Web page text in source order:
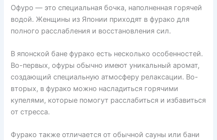
Офуро — это специальная бочка, наполненная горячей
водой. Женщины из Японии приходят в фурако для
полного расслабления и восстановления сил.
В японской бане фурако есть несколько особенностей.
Во-первых, офуры обычно имеют уникальный аромат,
создающий специальную атмосферу релаксации. Во-
вторых, в фурако можно насладиться горячими
купелями, которые помогут расслабиться и избавиться
от стресса.
Фурако также отличается от обычной сауны или бани